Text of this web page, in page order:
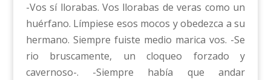
-Vos sí llorabas. Vos llorabas de veras como un
huérfano. Límpiese esos mocos y obedezca a su
hermano. Siempre fuiste medio marica vos. -Se
rio bruscamente, un cloqueo forzado y
cavernoso-. -Siempre había que andar